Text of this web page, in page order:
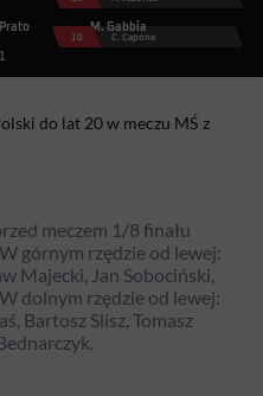
1
M. Gabbia
10 C. Capone
meczem 1/8 finału
górnym rzędzie od lewej:
Majecki, Jan Sobociński,
dolnym rzędzie od lewej:
Bartosz Slisz, Tomasz